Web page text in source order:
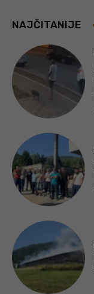
NAJČITANIJE